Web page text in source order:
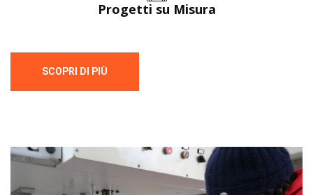
Progetti su Misura
SCOPRI DI PIÙ